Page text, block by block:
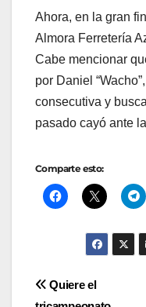
Ahora, en la gran
Almora Ferretería
Cabe mencionar
por Daniel
consecutiva y
pasado cayó ante
Comparte esto:
Quiere el